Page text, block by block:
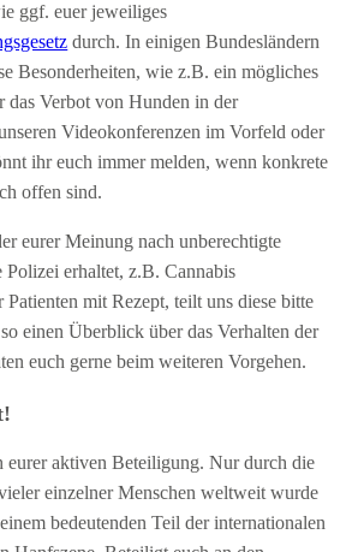
ggf. euer jeweiliges
durch. In einigen Bundesländern
Besonderheiten, wie z.B. ein mögliches
Verbot von Hunden in der
Videokonferenzen im Vorfeld oder
ihr euch immer melden, wenn konkrete
offen sind.
eurer Meinung nach unberechtigte
erhaltet, z.B. Cannabis
mit Rezept, teilt uns diese bitte
einen Überblick über das Verhalten der
euch gerne beim weiteren Vorgehen.
aktiven Beteiligung. Nur durch die
einzelner Menschen weltweit wurde
bedeutenden Teil der internationalen